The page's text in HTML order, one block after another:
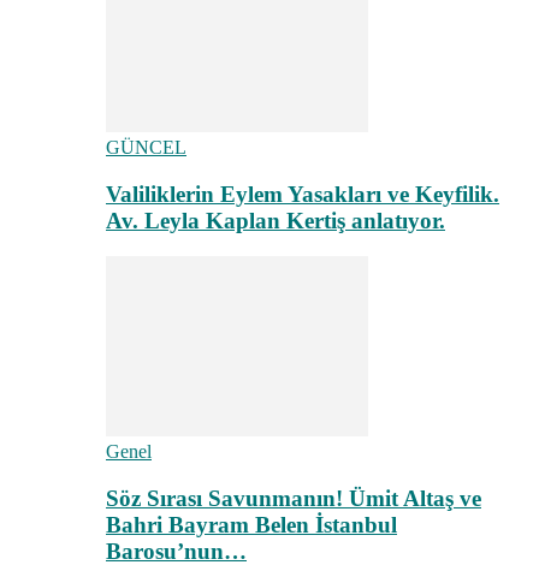
GÜNCEL
Valiliklerin Eylem Yasakları ve Keyfilik.
Av. Leyla Kaplan Kertiş anlatıyor.
Genel
Söz Sırası Savunmanın! Ümit Altaş ve
Bahri Bayram Belen İstanbul
Barosu’nun…